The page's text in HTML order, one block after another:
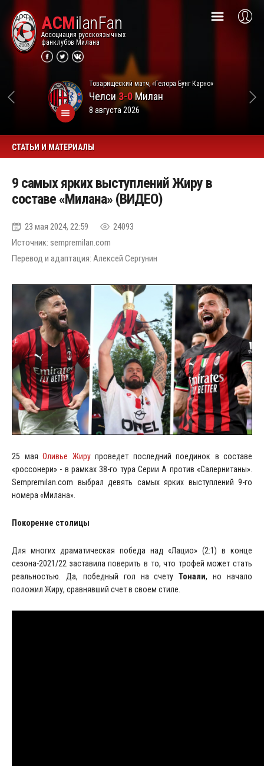
ACMilanFan
Ассоциация русскоязычных
фанклубов Милана
Товарищеский матч, «Гелора Бунг Карно»
Челси3-0Милан
8 августа 2026
СТАТЬИ И МАТЕРИАЛЫ
9 самых ярких выступлений Жиру в
составе «Милана» (ВИДЕО)
23 мая 2024, 22:59
24093
Источник: sempremilan.com
Перевод и адаптация: Алексей Сергунин
25 мая Оливье Жирупроведет последний поединок в составе
«россонери» - в рамках 38-го тура Серии А против «Салернитаны».
Sempremilan.com выбрал девять самых ярких выступлений 9-го
номера «Милана».
Покорение столицы
Для многих драматическая победа над «Лацио» (2:1) в конце
сезона-2021/22 заставила поверить в то, что трофей может стать
реальностью. Да, победный гол на счетуТонали, но начало
положил Жиру, сравнявший счет в своем стиле.